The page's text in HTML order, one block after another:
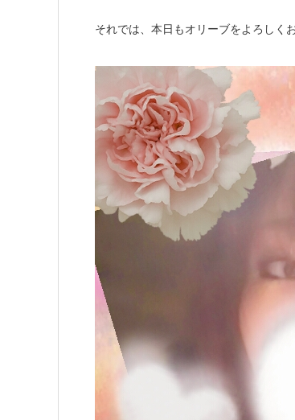
それでは、本日もオリーブをよろしく